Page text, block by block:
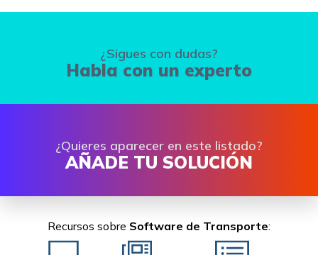
¿Sigues con dudas?
Habla con un experto
¿Quieres aparecer en este listado?
AÑADE TU SOLUCIÓN
Recursos sobre Software de Transporte: